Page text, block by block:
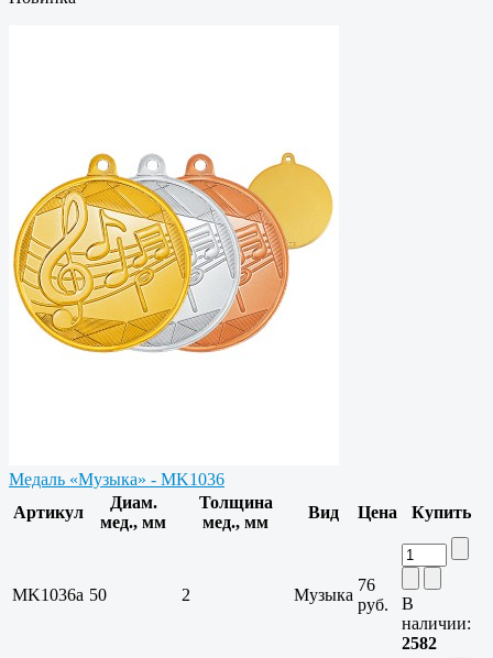
Медаль «Музыка» - MK1036
Артикул
Диам.
мед., мм
Толщина
мед., мм
Вид Цена Купить
MK1036a 50 2 Музыка
76
руб.
В
наличии:
2582